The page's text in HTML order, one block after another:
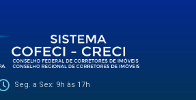
Seg. a Sex: 9h às 17h